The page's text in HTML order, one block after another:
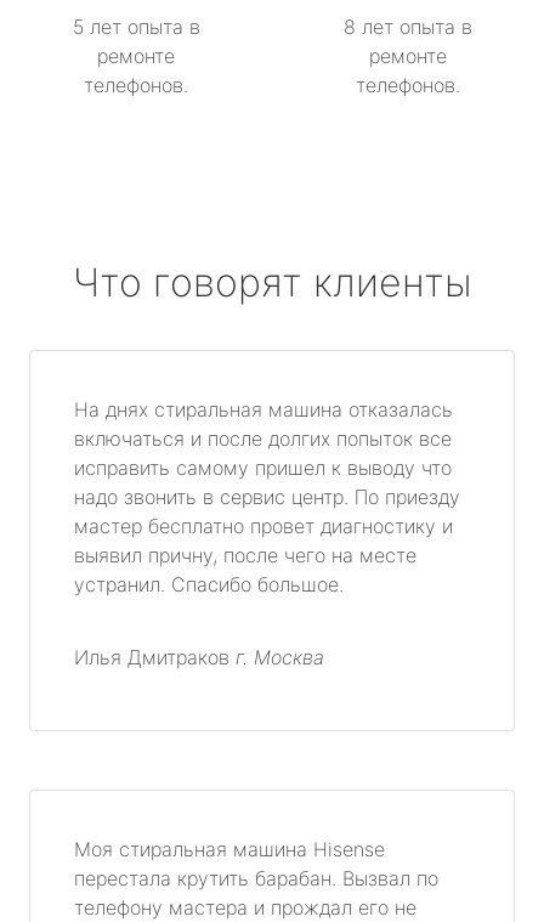
5 лет опыта в
ремонте
телефонов.
8 лет опыта в
ремонте
телефонов.
Что говорят клиенты
На днях стиральная машина отказалась
включаться и после долгих попыток все
исправить самому пришел к выводу что
надо звонить в сервис центр. По приезду
мастер бесплатно провет диагностику и
выявил причну, после чего на месте
устранил. Спасибо большое.
Илья Дмитраков г. Москва
Моя стиральная машина Hisense
перестала крутить барабан. Вызвал по
телефону мастера и прождал его не